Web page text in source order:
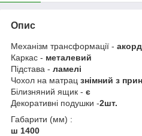
Опис
Механізм трансформації -
Каркас - металевий
Підстава - ламелі
Чохол на матрац знімний з
Білизняний ящик - є
Декоративні подушки -2шт.
Габарити (мм) :
ш 1400